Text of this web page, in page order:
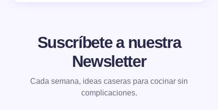
Suscríbete a nuestra
Newsletter
Cada semana, ideas caseras para cocinar sin
complicaciones.